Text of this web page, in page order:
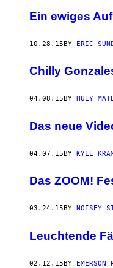
Ein ewiges
10.28.15BY ERIC
Chilly
04.08.15 BY HUEY
Das neue
04.07.15BY KYLE
Das ZOOM!
03.24.15 BY NOISEY
Leuchtende
02.12.15BY EMERSON